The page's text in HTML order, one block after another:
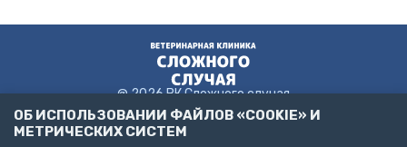
@ 2026 ВК Сложного случая
ОБ ИСПОЛЬЗОВАНИИ ФАЙЛОВ «COOKIE» И
МЕТРИЧЕСКИХ СИСТЕМ